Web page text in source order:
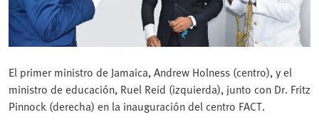
El primer ministro de Jamaica, Andrew Holness (centro), y el
ministro de educación, Ruel Reid (izquierda), junto con Dr. Fritz
Pinnock (derecha) en la inauguración del centro FACT.